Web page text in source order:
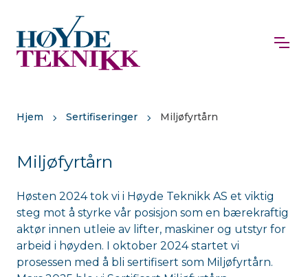
Hjem Sertifiseringer Miljøfyrtårn
Miljøfyrtårn
Høsten 2024 tok vi i Høyde Teknikk AS et viktig
steg mot å styrke vår posisjon som en bærekraftig
aktør innen utleie av lifter, maskiner og utstyr for
arbeid i høyden. I oktober 2024 startet vi
prosessen med å bli sertifisert som Miljøfyrtårn.